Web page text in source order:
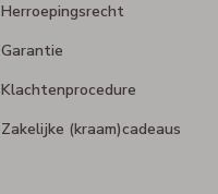
Herroepingsrecht
Garantie
Klachtenprocedure
Zakelijke (kraam)cadeaus